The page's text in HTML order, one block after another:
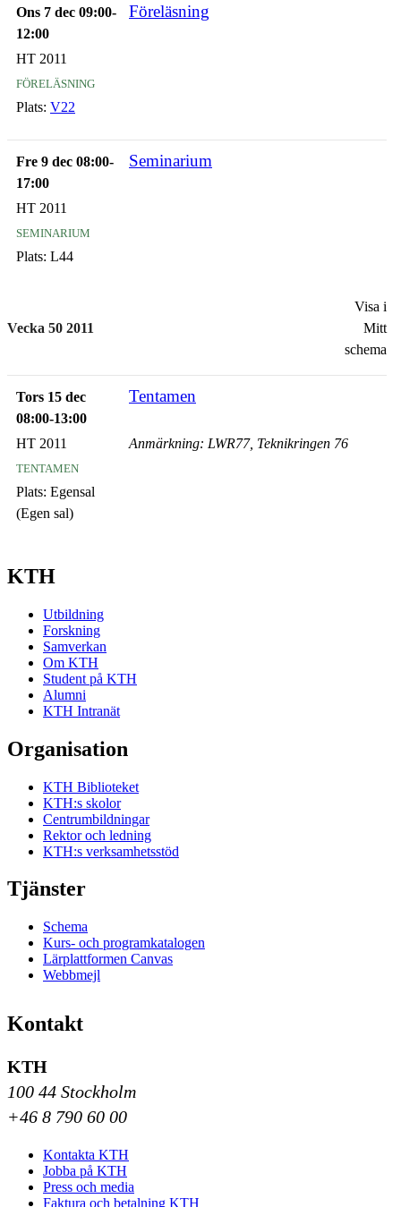
Ons 7 dec 09:00-
12:00
Föreläsning
HT 2011
föreläsning
Plats: V22
Fre 9 dec 08:00-
17:00
Seminarium
HT 2011
seminarium
Plats: L44
Vecka 50 2011
Visa i
Mitt
schema
Tors 15 dec
08:00-13:00
Tentamen
HT 2011
tentamen
Plats: Egensal
(Egen sal)
Anmärkning: LWR77, Teknikringen 76
KTH
Utbildning
Forskning
Samverkan
Om KTH
Student på KTH
Alumni
KTH Intranät
Organisation
KTH Biblioteket
KTH:s skolor
Centrumbildningar
Rektor och ledning
KTH:s verksamhetsstöd
Tjänster
Schema
Kurs- och programkatalogen
Lärplattformen Canvas
Webbmejl
Kontakt
KTH
100 44 Stockholm
+46 8 790 60 00
Kontakta KTH
Jobba på KTH
Press och media
Faktura och betalning KTH